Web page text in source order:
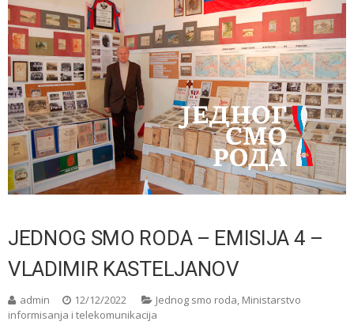
JEDNOG SMO RODA – EMISIJA 4 –
VLADIMIR KASTELJANOV
admin 12/12/2022 Jednog smo roda, Ministarstvo
informisanja i telekomunikacija